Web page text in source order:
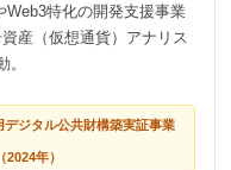
特化の開発支援事業
産（仮想通貨）アナリス
。
ジタル公共財構築実証事業
年）